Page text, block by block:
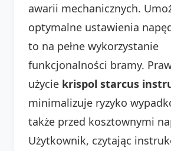
awarii mechanicznych.
optymalne ustawienia
to na pełne wykorzystanie
funkcjonalności bramy.
użycie krispol starcus
minimalizuje ryzyko
także przed kosztownymi
Użytkownik, czytając